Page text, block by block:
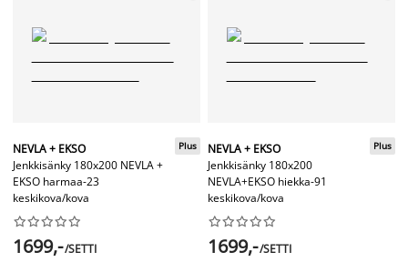
NEVLA + EKSO
Jenkkisänky 180x200 NEVLA +
EKSO harmaa-23
keskikova/kova
Plus






1699,-/SETTI
NEVLA + EKSO
Jenkkisänky 180x200
NEVLA+EKSO hiekka-91
keskikova/kova
Plus






1699,-/SETTI